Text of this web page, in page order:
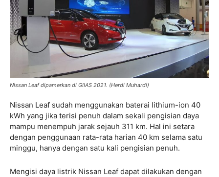
Nissan Leaf dipamerkan di GIIAS 2021. (Herdi Muhardi)
Nissan Leaf sudah menggunakan baterai lithium-ion 40
kWh yang jika terisi penuh dalam sekali pengisian daya
mampu menempuh jarak sejauh 311 km. Hal ini setara
dengan penggunaan rata-rata harian 40 km selama satu
minggu, hanya dengan satu kali pengisian penuh.
Mengisi daya listrik Nissan Leaf dapat dilakukan dengan